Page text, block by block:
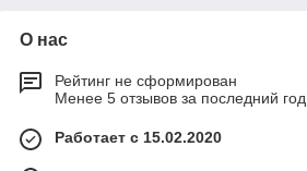
О нас
Рейтинг не сформирован
Менее 5 отзывов за последний год
Работает с 15.02.2020